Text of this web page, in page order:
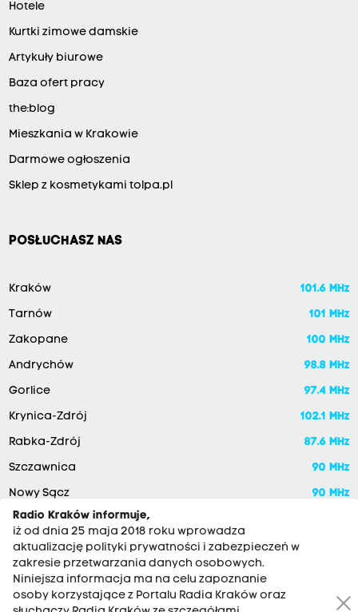
Hotele
Kurtki zimowe damskie
Artykuły biurowe
Baza ofert pracy
the:blog
Mieszkania w Krakowie
Darmowe ogłoszenia
Sklep z kosmetykami tolpa.pl
POSŁUCHASZ NAS
Kraków 101.6 MHz
Tarnów 101 MHz
Zakopane 100 MHz
Andrychów 98.8 MHz
Gorlice 97.4 MHz
Krynica-Zdrój 102.1 MHz
Rabka-Zdrój 87.6 MHz
Szczawnica 90 MHz
Nowy Sącz
90 MHz
Radio Kraków informuje,
iż od dnia 25 maja 2018 roku wprowadza
aktualizację polityki prywatności i zabezpieczeń w
zakresie przetwarzania danych osobowych.
Niniejsza informacja ma na celu zapoznanie
osoby korzystające z Portalu Radia Kraków oraz